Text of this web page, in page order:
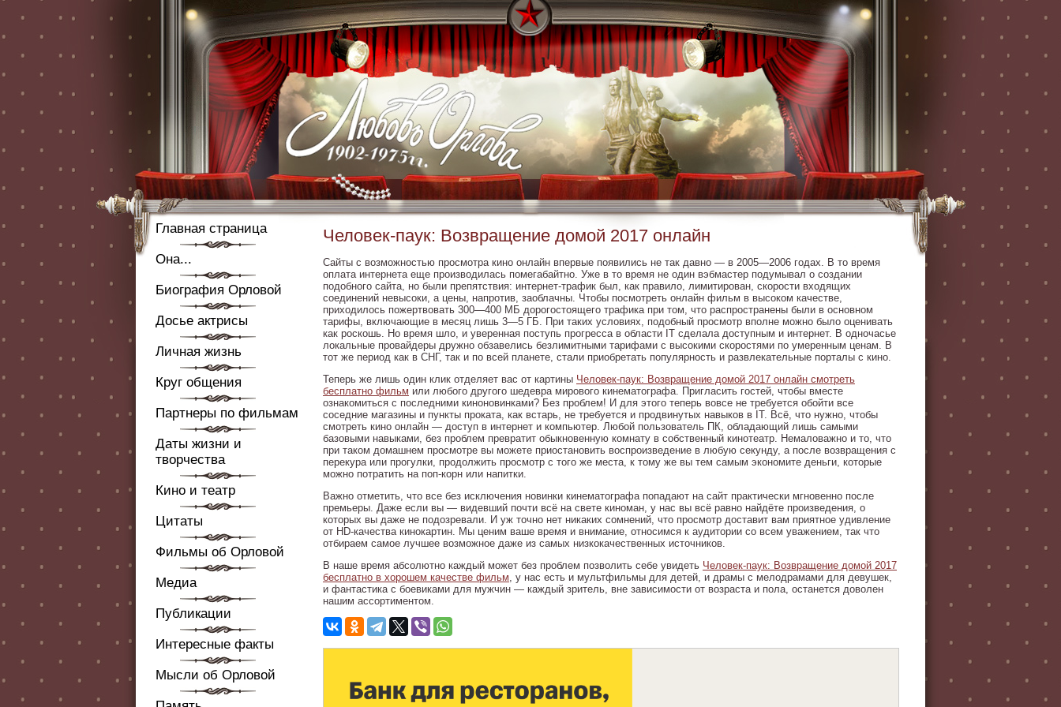
Главная страница
Она...
Биография Орловой
Досье актрисы
Личная жизнь
Круг общения
Партнеры по фильмам
Даты жизни и
творчества
Кино и театр
Цитаты
Фильмы об Орловой
Медиа
Публикации
Интересные факты
Мысли об Орловой
Человек-паук: Возвращение домой 2017 онлайн
Сайты с возможностью просмотра кино онлайн впервые появились не так давно — в 2005—2006 годах. В то время
оплата интернета еще производилась помегабайтно. Уже в то время не один вэбмастер подумывал о создании
подобного сайта, но были препятствия: интернет-трафик был, как правило, лимитирован, скорости входящих
соединений невысоки, а цены, напротив, заоблачны. Чтобы посмотреть онлайн фильм в высоком качестве,
приходилось пожертвовать 300—400 МБ дорогостоящего трафика при том, что распространены были в основном
тарифы, включающие в месяц лишь 3—5 ГБ. При таких условиях, подобный просмотр вполне можно было оценивать
как роскошь. Но время шло, и уверенная поступь прогресса в области IT сделала доступным и интернет. В одночасье
локальные провайдеры дружно обзавелись безлимитными тарифами с высокими скоростями по умеренным ценам. В
тот же период как в СНГ, так и по всей планете, стали приобретать популярность и развлекательные порталы с кино.
Теперь же лишь один клик отделяет вас от картины Человек-паук: Возвращение домой 2017 онлайн смотреть
бесплатно фильм или любого другого шедевра мирового кинематографа. Пригласить гостей, чтобы вместе
ознакомиться с последними киноновинками? Без проблем! И для этого теперь вовсе не требуется обойти все
соседние магазины и пункты проката, как встарь, не требуется и продвинутых навыков в IT. Всё, что нужно, чтобы
смотреть кино онлайн — доступ в интернет и компьютер. Любой пользователь ПК, обладающий лишь самыми
базовыми навыками, без проблем превратит обыкновенную комнату в собственный кинотеатр. Немаловажно и то, что
при таком домашнем просмотре вы можете приостановить воспроизведение в любую секунду, а после возвращения с
перекура или прогулки, продолжить просмотр с того же места, к тому же вы тем самым экономите деньги, которые
можно потратить на поп-корн или напитки.
Важно отметить, что все без исключения новинки кинематографа попадают на сайт практически мгновенно после
премьеры. Даже если вы — видевший почти всё на свете киноман, у нас вы всё равно найдёте произведения, о
которых вы даже не подозревали. И уж точно нет никаких сомнений, что просмотр доставит вам приятное удивление
от HD-качества кинокартин. Мы ценим ваше время и внимание, относимся к аудитории со всем уважением, так что
отбираем самое лучшее возможное даже из самых низкокачественных источников.
В наше время абсолютно каждый может без проблем позволить себе увидеть Человек-паук: Возвращение домой 2017
бесплатно в хорошем качестве фильм, у нас есть и мультфильмы для детей, и драмы с мелодрамами для девушек,
и фантастика с боевиками для мужчин — каждый зритель, вне зависимости от возраста и пола, останется доволен
нашим ассортиментом.